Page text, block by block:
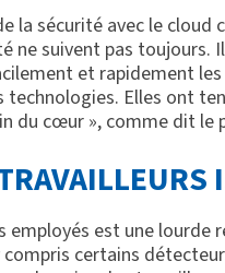
la sécurité avec le
ne suivent pas toujours.
et rapidement
Elles ont
du cœur », comme dit le
est une lourde
certains